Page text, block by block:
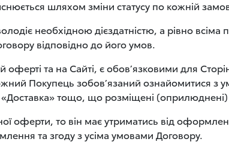
шляхом зміни статусу по кожній
необхідною дієздатністю, а рівно
відповідно до його умов.
оферті та на Сайті, є обов’язковими для
Покупець зобов’язаний ознайомитися з
тощо, що розміщені
оферти, то він має утриматись від
та згоду з усіма умовами Договору.